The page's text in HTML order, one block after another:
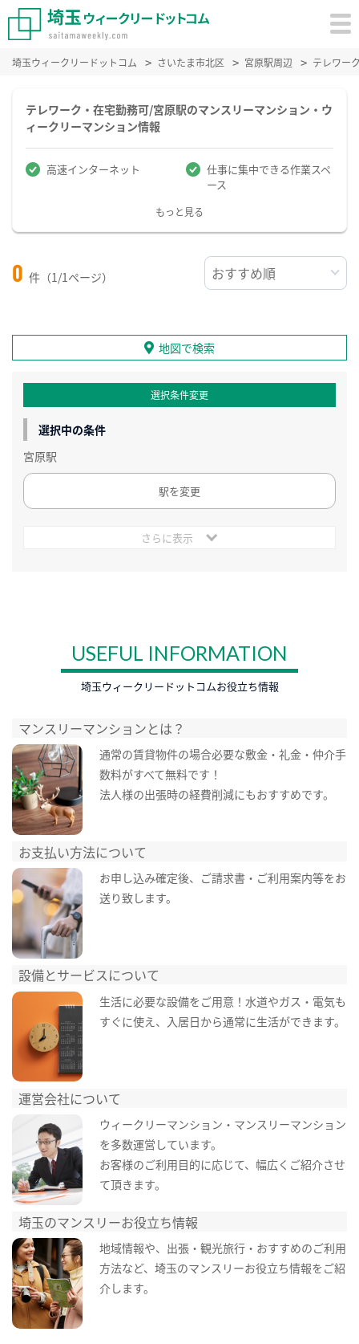
埼玉ウィークリードットコム さいたま市北区 宮原駅周辺 テレワー
テレワーク・在宅勤務可/宮原駅のマンスリーマンション・ウ
ィークリーマンション情報
高速インターネット
仕事に集中できる作業スペ
ース
もっと見る
0 件（1/1ページ）
地図で検索
選択条件変更
選択中の条件
宮原駅
駅を変更
さらに表示
USEFUL INFORMATION
埼玉ウィークリードットコムお役立ち情報
マンスリーマンションとは？
通常の賃貸物件の場合必要な敷金・礼金・仲介手
数料がすべて無料です！
法人様の出張時の経費削減にもおすすめです。
お支払い方法について
お申し込み確定後、ご請求書・ご利用案内等をお
送り致します。
設備とサービスについて
生活に必要な設備をご用意！水道やガス・電気も
すぐに使え、入居日から通常に生活ができます。
運営会社について
ウィークリーマンション・マンスリーマンション
を多数運営しています。
お客様のご利用目的に応じて、幅広くご紹介させ
て頂きます。
埼玉のマンスリーお役立ち情報
地域情報や、出張・観光旅行・おすすめのご利用
方法など、埼玉のマンスリーお役立ち情報をご紹
介します。